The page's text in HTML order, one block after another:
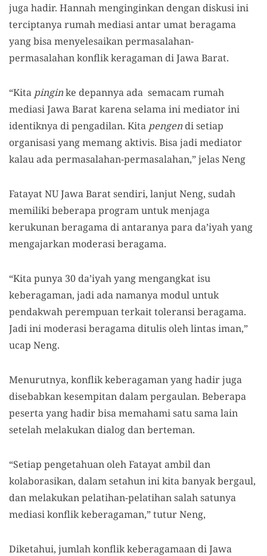
juga hadir. Hannah menginginkan dengan diskusi ini
terciptanya rumah mediasi antar umat beragama
yang bisa menyelesaikan permasalahan-
permasalahan konflik keragaman di Jawa Barat.
“Kita pinginke depannya ada semacam rumah
mediasi Jawa Barat karena selama ini mediator ini
identiknya di pengadilan. Kita pengen di setiap
organisasi yang memang aktivis. Bisa jadi mediator
kalau ada permasalahan-permasalahan,” jelas Neng
Fatayat NU Jawa Barat sendiri, lanjut Neng, sudah
memiliki beberapa program untuk menjaga
kerukunan beragama di antaranya para da’iyah yang
mengajarkan moderasi beragama.
“Kita punya 30 da’iyah yang mengangkat isu
keberagaman, jadi ada namanya modul untuk
pendakwah perempuan terkait toleransi beragama.
Jadi ini moderasi beragama ditulis oleh lintas iman,”
ucap Neng.
Menurutnya, konflik keberagaman yang hadir juga
disebabkan kesempitan dalam pergaulan. Beberapa
peserta yang hadir bisa memahami satu sama lain
setelah melakukan dialog dan berteman.
“Setiap pengetahuan oleh Fatayat ambil dan
kolaborasikan, dalam setahun ini kita banyak bergaul,
dan melakukan pelatihan-pelatihan salah satunya
mediasi konflik keberagaman,” tutur Neng,
Diketahui, jumlah konflik keberagamaan di Jawa